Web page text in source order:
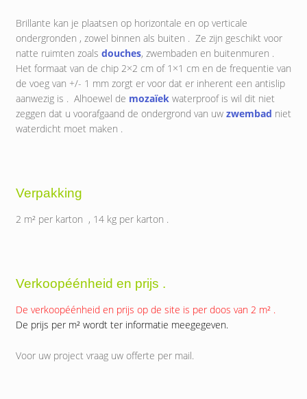
Brillante kan je plaatsen op horizontale en op verticale
ondergronden , zowel binnen als buiten . Ze zijn geschikt voor
natte ruimten zoals douches, zwembaden en buitenmuren .
Het formaat van de chip 2×2 cm of 1×1 cm en de frequentie van
de voeg van +/- 1 mm zorgt er voor dat er inherent een antislip
aanwezig is . Alhoewel de mozaïekwaterproof is wil dit niet
zeggen dat u voorafgaand de ondergrond van uw zwembad niet
waterdicht moet maken .
Verpakking
2 m² per karton , 14 kg per karton .
Verkoopéénheid en prijs .
De verkoopéénheid en prijs op de site is per doos van 2 m² .
De prijs per m² wordt ter informatie meegegeven.
Voor uw project vraag uw offerte per mail.